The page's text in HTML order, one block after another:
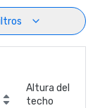
Altura del
techo